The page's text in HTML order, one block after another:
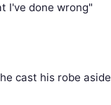
I've done wrong"
cast his robe aside